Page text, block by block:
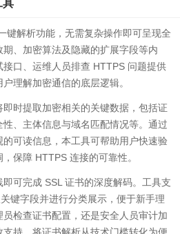
具
键解析功能，无需复杂操作即可呈现全
、加密算法及隐藏的扩展字段等内
口、运维人员排查 HTTPS 问题提供
理解加密通信的底层逻辑。
时提取加密相关的关键数据，包括证
、主体信息与域名匹配情况等。通过
可读信息，本工具可帮助用户快速验
保障 HTTPS 连接的可靠性。
可完成 SSL 证书的深度解码。工具支
键字段并进行分类展示，便于新手理
检查证书配置，还是安全人员审计加